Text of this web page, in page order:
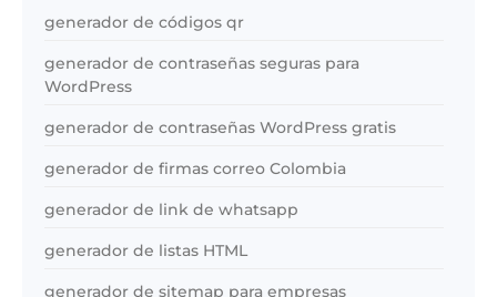
generador de códigos qr
generador de contraseñas seguras para
WordPress
generador de contraseñas WordPress gratis
generador de firmas correo Colombia
generador de link de whatsapp
generador de listas HTML
generador de sitemap para empresas